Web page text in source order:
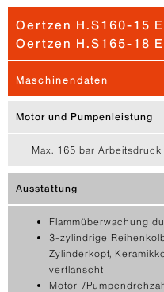
Oertzen H.S160-15
Oertzen H.S165-18
Maschinendaten
Motor und Pumpenleistung
Max. 165 bar Arbeitsdruck
Ausstattung
Flammüberwachung
3-zylindrige
Zylinderkopf,
verflanscht
Motor-/